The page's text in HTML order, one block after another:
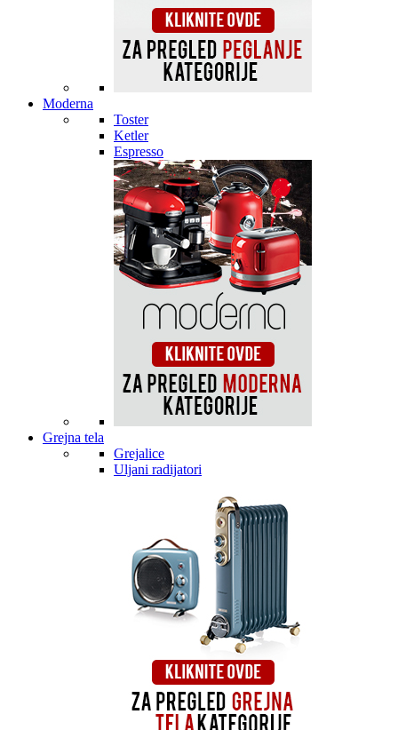
Moderna
Toster
Ketler
Espresso
Grejna tela
Grejalice
Uljani radijatori